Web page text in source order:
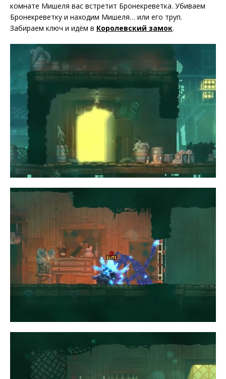
комнате Мишеля вас встретит Бронекреветка. Убиваем
Бронекреветку и находим Мишеля… или его труп.
Забираем ключ и идём в Королевский замок.